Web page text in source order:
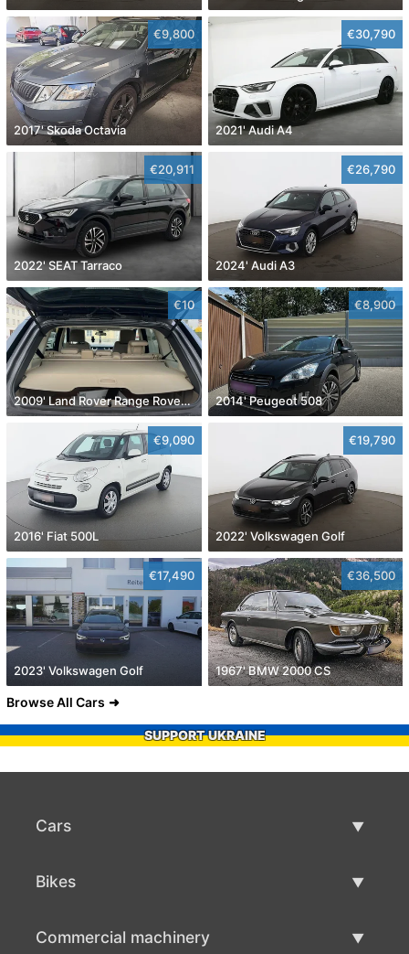
€9,800
2017' Skoda Octavia
€30,790
2021' Audi A4
€20,911
2022' SEAT Tarraco
€26,790
2024' Audi A3
€10
2009' Land Rover Range Rover Sport
€8,900
2014' Peugeot 508
€9,090
2016' Fiat 500L
€19,790
2022' Volkswagen Golf
€17,490
2023' Volkswagen Golf
€36,500
1967' BMW 2000 CS
Browse All Cars
SUPPORT UKRAINE
Cars
Bikes
Commercial machinery